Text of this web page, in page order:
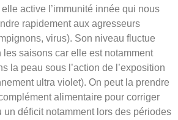
active l’immunité innée qui nous
rapidement aux agresseurs
virus). Son niveau fluctue
les saisons car elle est notamment
la peau sous l’action de l’exposition
ultra violet). On peut la prendre
alimentaire pour corriger
un déficit notamment lors des périodes